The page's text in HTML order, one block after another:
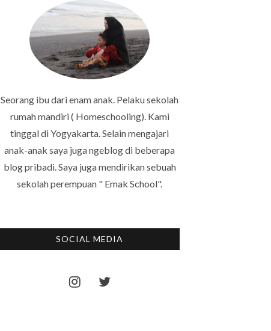
Seorang ibu dari enam anak. Pelaku sekolah
rumah mandiri ( Homeschooling). Kami
tinggal di Yogyakarta. Selain mengajari
anak-anak saya juga ngeblog di beberapa
blog pribadi. Saya juga mendirikan sebuah
sekolah perempuan " Emak School".
SOCIAL MEDIA